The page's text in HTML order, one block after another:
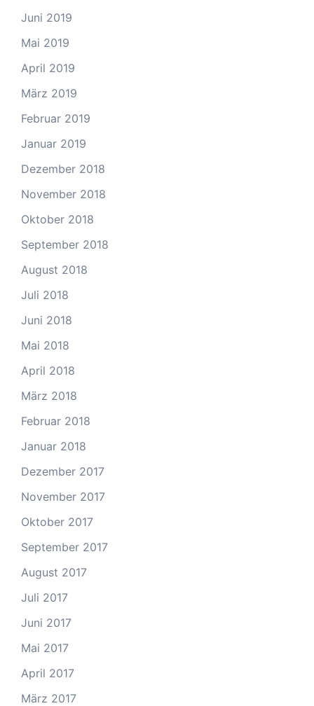
Juni 2019
Mai 2019
April 2019
März 2019
Februar 2019
Januar 2019
Dezember 2018
November 2018
Oktober 2018
September 2018
August 2018
Juli 2018
Juni 2018
Mai 2018
April 2018
März 2018
Februar 2018
Januar 2018
Dezember 2017
November 2017
Oktober 2017
September 2017
August 2017
Juli 2017
Juni 2017
Mai 2017
April 2017
März 2017